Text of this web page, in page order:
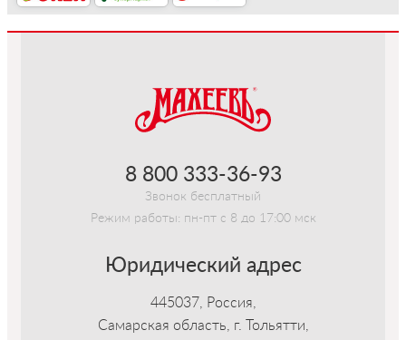
8 800 333-36-93
Звонок бесплатный
Режим работы: пн-пт с 8 до 17:00 мск
Юридический адрес
445037, Россия,
Самарская область, г. Тольятти,